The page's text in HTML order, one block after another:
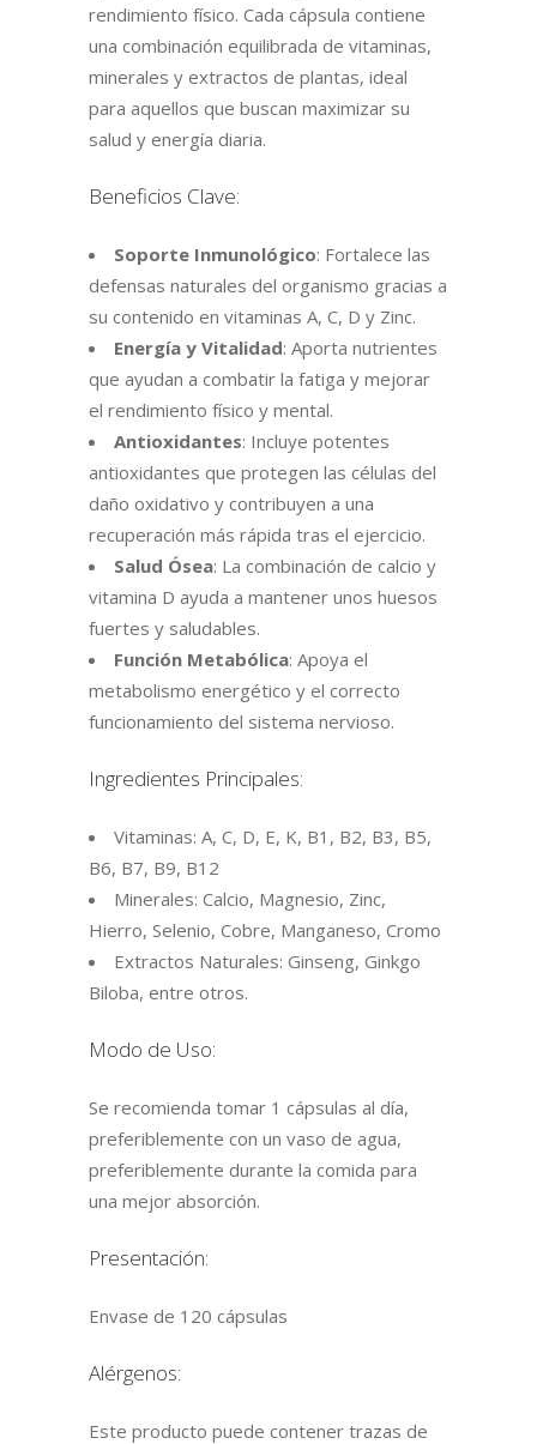
rendimiento físico. Cada cápsula contiene
una combinación equilibrada de vitaminas,
minerales y extractos de plantas, ideal
para aquellos que buscan maximizar su
salud y energía diaria.
Beneficios Clave:
Soporte Inmunológico: Fortalece las
defensas naturales del organismo gracias a
su contenido en vitaminas A, C, D y Zinc.
Energía y Vitalidad: Aporta nutrientes
que ayudan a combatir la fatiga y mejorar
el rendimiento físico y mental.
Antioxidantes: Incluye potentes
antioxidantes que protegen las células del
daño oxidativo y contribuyen a una
recuperación más rápida tras el ejercicio.
Salud Ósea: La combinación de calcio y
vitamina D ayuda a mantener unos huesos
fuertes y saludables.
Función Metabólica: Apoya el
metabolismo energético y el correcto
funcionamiento del sistema nervioso.
Ingredientes Principales:
Vitaminas: A, C, D, E, K, B1, B2, B3, B5,
B6, B7, B9, B12
Minerales: Calcio, Magnesio, Zinc,
Hierro, Selenio, Cobre, Manganeso, Cromo
Extractos Naturales: Ginseng, Ginkgo
Biloba, entre otros.
Modo de Uso:
Se recomienda tomar 1 cápsulas al día,
preferiblemente con un vaso de agua,
preferiblemente durante la comida para
una mejor absorción.
Presentación:
Envase de 120 cápsulas
Alérgenos:
Este producto puede contener trazas de